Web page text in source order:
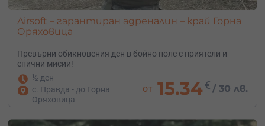
Airsoft – гарантиран адреналин – край Горна
Оряховица
Превърни обикновения ден в бойно поле с приятели и
епични мисии!
½ ден
с. Правда - до Горна
Оряховица
от 15.34€ / 30 лв.